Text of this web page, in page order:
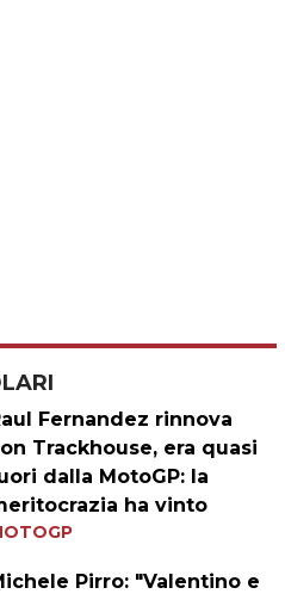
Fernandez rinnova
Trackhouse, era quasi
dalla MotoGP: la
ha vinto
Pirro: "Valentino e